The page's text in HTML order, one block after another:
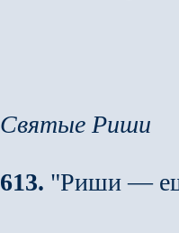
Святые Риши
613. "Риши —